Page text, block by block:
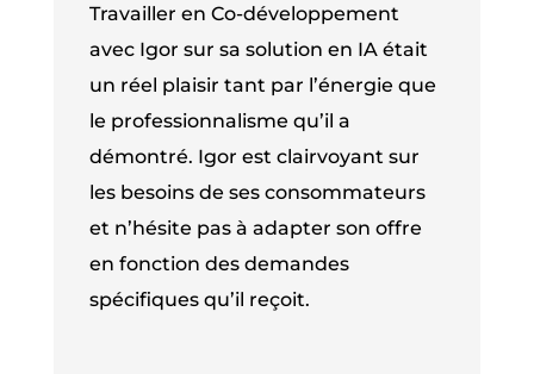
Travailler en Co-développement
avec Igor sur sa solution en IA était
un réel plaisir tant par l’énergie que
le professionnalisme qu’il a
démontré. Igor est clairvoyant sur
les besoins de ses consommateurs
et n’hésite pas à adapter son offre
en fonction des demandes
spécifiques qu’il reçoit.